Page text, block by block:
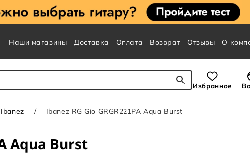
Наши магазины Доставка Оплата Возврат Отзывы О
Избранное
Ibanez RG Gio GRGR221PA Aqua Burst
Aqua Burst